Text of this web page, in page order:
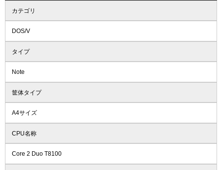
カテゴリ
DOS/V
タイプ
Note
筐体タイプ
A4サイズ
CPU名称
Core 2 Duo T8100